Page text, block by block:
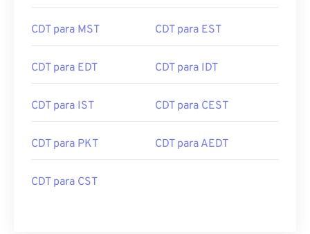
CDT para MST CDT para EST
CDT para EDT CDT para IDT
CDT para IST CDT para CEST
CDT para PKT CDT para AEDT
CDT para CST